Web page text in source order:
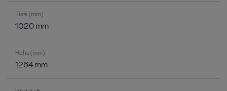
Tiefe (mm)
1020 mm
Höhe (mm)
1264 mm